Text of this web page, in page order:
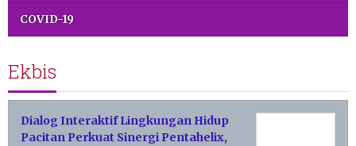
COVID-19
Ekbis
Dialog Interaktif Lingkungan Hidup
Pacitan Perkuat Sinergi Pentahelix,